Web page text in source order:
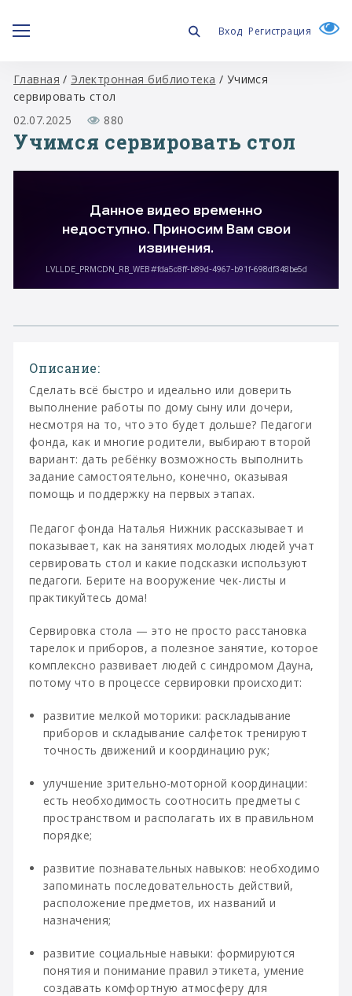
Вход Регистрация
Главная / Электронная библиотека / Учимся
сервировать стол
02.07.2025
880
Учимся сервировать стол
Описание:
Сделать всё быстро и идеально или доверить
выполнение работы по дому сыну или дочери,
несмотря на то, что это будет дольше? Педагоги
фонда, как и многие родители, выбирают второй
вариант: дать ребёнку возможность выполнить
задание самостоятельно, конечно, оказывая
помощь и поддержку на первых этапах.
Педагог фонда Наталья Нижник рассказывает и
показывает, как на занятиях молодых людей учат
сервировать стол и какие подсказки используют
педагоги. Берите на вооружение чек-листы и
практикуйтесь дома!
Сервировка стола — это не просто расстановка
тарелок и приборов, а полезное занятие, которое
комплексно развивает людей с синдромом Дауна,
потому что в процессе сервировки происходит:
развитие мелкой моторики: раскладывание
приборов и складывание салфеток тренируют
точность движений и координацию рук;
улучшение зрительно-моторной координации:
есть необходимость соотносить предметы с
пространством и располагать их в правильном
порядке;
развитие познавательных навыков: необходимо
запоминать последовательность действий,
расположение предметов, их названий и
назначения;
развитие социальные навыки: формируются
понятия и понимание правил этикета, умение
создавать комфортную атмосферу для